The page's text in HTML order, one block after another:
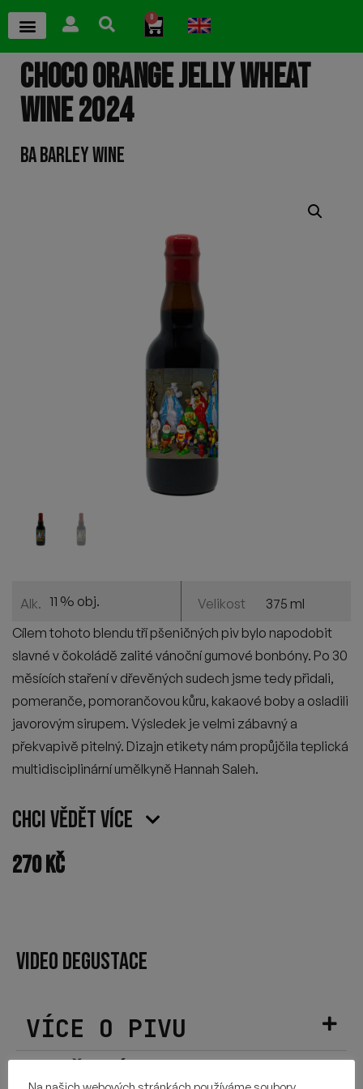
0
CHOCO ORANGE JELLY WHEAT
WINE 2024
BA BARLEY WINE
Alk. 11 % obj. Velikost
375 ml
Cílem tohoto blendu tří pšeničných piv bylo napodobit
slavné v čokoládě zalité vánoční gumové bonbóny. Po 30
měsících staření v dřevěných sudech jsme tedy přidali,
pomeranče, pomorančovou kůru, kakaové boby a osladili
javorovým sirupem. Výsledek je velmi zábavný a
překvapivě pitelný. Dizajn etikety nám propůjčila teplická
multidisciplinární umělkyně Hannah Saleh.
Chci vědět více
270Kč
VÍCE O PIVU
VIDEO DEGUSTACE